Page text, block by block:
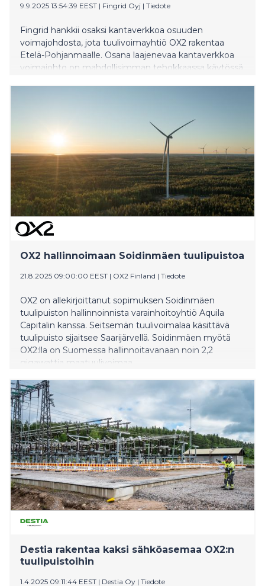
9.9.2025 13:54:39 EEST | Fingrid Oyj | Tiedote
Fingrid hankkii osaksi kantaverkkoa osuuden
voimajohdosta, jota tuulivoimayhtiö OX2 rakentaa
Etelä-Pohjanmaalle. Osana laajenevaa kantaverkkoa
voimajohto on mahdollisimman tehokkaassa käytössä
OX2 hallinnoimaan Soidinmäen tuulipuistoa
21.8.2025 09:00:00 EEST | OX2 Finland | Tiedote
OX2 on allekirjoittanut sopimuksen Soidinmäen
tuulipuiston hallinnoinnista varainhoitoyhtiö Aquila
Capitalin kanssa. Seitsemän tuulivoimalaa käsittävä
tuulipuisto sijaitsee Saarijärvellä. Soidinmäen myötä
OX2:lla on Suomessa hallinnoitavanaan noin 2,2
gigawattia maatuulivoimaa.
Destia rakentaa kaksi sähköasemaa OX2:n
tuulipuistoihin
1.4.2025 09:11:44 EEST | Destia Oy | Tiedote